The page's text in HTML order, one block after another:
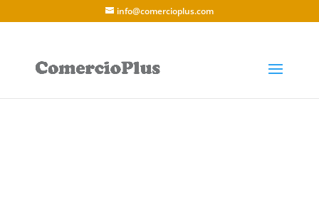
info@comercioplus.com
Funcionalidades de